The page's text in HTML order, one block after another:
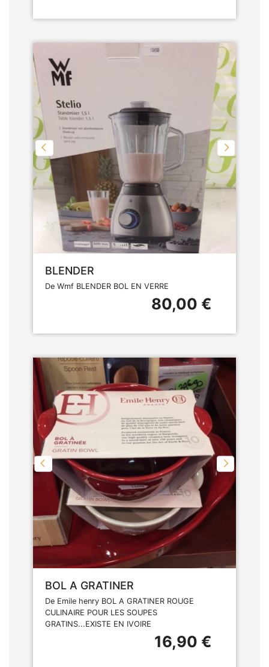
BLENDER
De Wmf BLENDER BOL EN VERRE
80,00 €
BOL A GRATINER
De Emile henry BOL A GRATINER ROUGE
CULINAIRE POUR LES SOUPES
GRATINS...EXISTE EN IVOIRE
16,90 €